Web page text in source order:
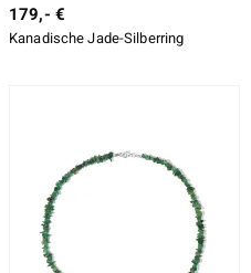
179,- €
Kanadische Jade-Silberring